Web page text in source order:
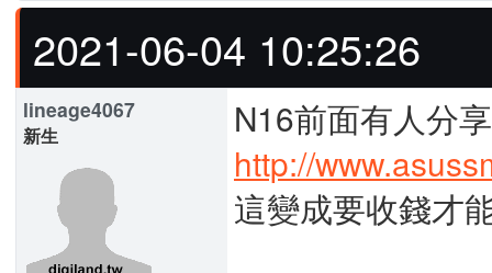
2021-06-04 10:25:26
lineage4067
新生
N16前面有人分
http://
這變成要收錢才